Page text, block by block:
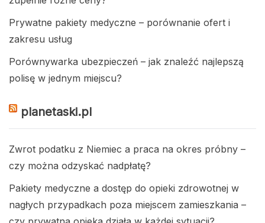
Prywatne pakiety medyczne – porównanie ofert i
zakresu usług
Porównywarka ubezpieczeń – jak znaleźć najlepszą
polisę w jednym miejscu?
planetaski.pl
Zwrot podatku z Niemiec a praca na okres próbny –
czy można odzyskać nadpłatę?
Pakiety medyczne a dostęp do opieki zdrowotnej w
nagłych przypadkach poza miejscem zamieszkania –